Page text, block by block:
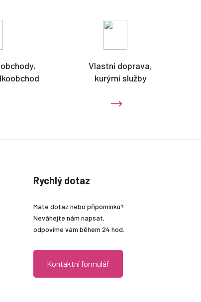
Vlastní doprava,
kurýrní služby
Rychlý dotaz
Máte dotaz nebo připomínku?
Neváhejte nám napsat,
odpovíme vám během 24 hod.
Kontaktní formulář